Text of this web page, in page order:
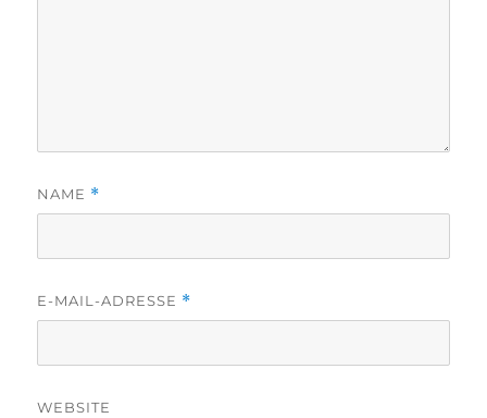
NAME *
E-MAIL-ADRESSE *
WEBSITE